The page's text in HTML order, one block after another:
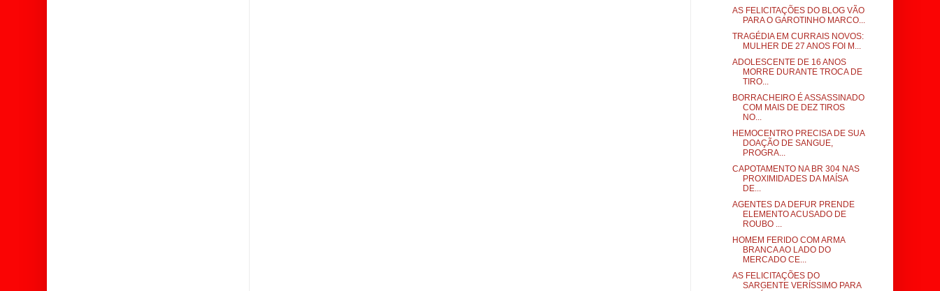
AS FELICITAÇÕES DO BLOG VÃO
PARA O GAROTINHO MARCO...
TRAGÉDIA EM CURRAIS NOVOS:
MULHER DE 27 ANOS FOI M...
ADOLESCENTE DE 16 ANOS
MORRE DURANTE TROCA DE
TIRO...
BORRACHEIRO É ASSASSINADO
COM MAIS DE DEZ TIROS
NO...
HEMOCENTRO PRECISA DE SUA
DOAÇÃO DE SANGUE,
PROGRA...
CAPOTAMENTO NA BR 304 NAS
PROXIMIDADES DA MAÍSA
DE...
AGENTES DA DEFUR PRENDE
ELEMENTO ACUSADO DE
ROUBO ...
HOMEM FERIDO COM ARMA
BRANCA AO LADO DO
MERCADO CE...
AS FELICITAÇÕES DO
SARGENTE VERÍSSIMO PARA